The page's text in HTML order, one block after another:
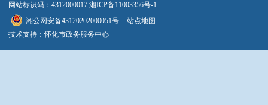
网站标识码：4312000017 湘ICP备11003356号-1
湘公网安备43120202000051号
站点地图
技术支持：怀化市政务服务中心